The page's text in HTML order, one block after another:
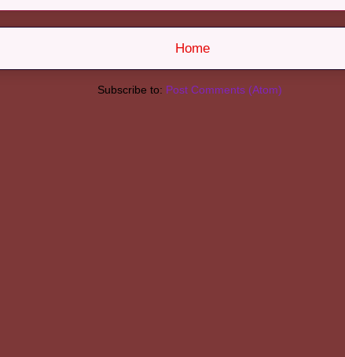
Home
Subscribe to: Post Comments (Atom)